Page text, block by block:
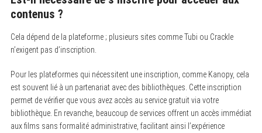
contenus ?
Cela dépend de la plateforme ; plusieurs sites comme Tubi ou Crackle
n’exigent pas d’inscription.
Pour les plateformes qui nécessitent une inscription, comme Kanopy, cela
est souvent lié à un partenariat avec des bibliothèques. Cette inscription
permet de vérifier que vous avez accès au service gratuit via votre
bibliothèque. En revanche, beaucoup de services offrent un accès immédiat
aux films sans formalité administrative, facilitant ainsi l’expérience